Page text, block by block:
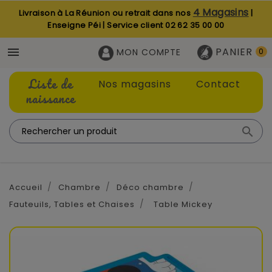
Livraison à La Réunion ou retrait dans nos 4 Magasins |
Enseigne Péi | Service client02 62 35 00 00
 PANIER 0
MON COMPTE
Liste de
naissance
Nos magasins Contact

Accueil Chambre
Déco chambre
Fauteuils, Tables et Chaises
Table Mickey